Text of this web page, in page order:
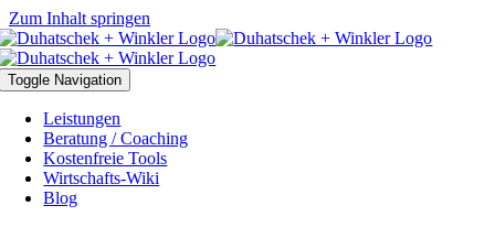
Zum Inhalt springen
Toggle Navigation
Leistungen
Beratung / Coaching
Kostenfreie Tools
Wirtschafts-Wiki
Blog